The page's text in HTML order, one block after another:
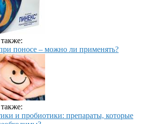
поносе – можно ли применять?
и пробиотики: препараты, которые